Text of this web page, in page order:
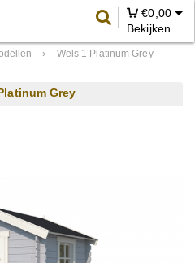
€0,00
Bekijken
› Wels 1 Platinum Grey
Grey